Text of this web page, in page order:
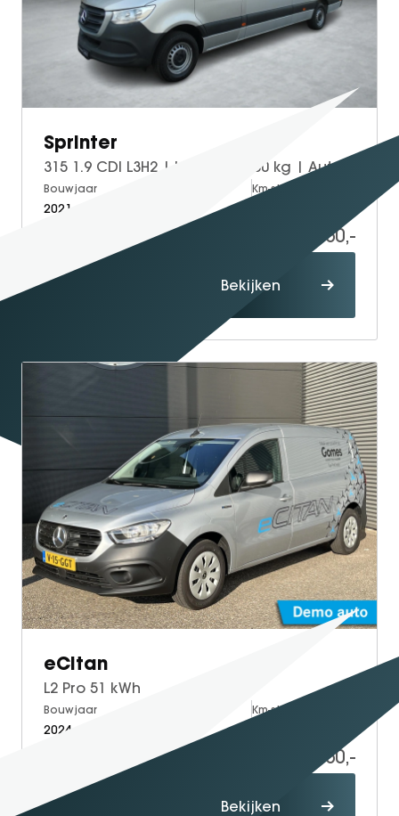
GT Coupé
S-Klasse
SL
smart #5
VOYAH
Dongfeng
Box
BYD
SEAL U DM-I
BYD SEAL 6 DM-I
SEAL 6 DM-I TOURING
SEALION 7
DOLPHIN SURF
BYD DOLPHIN
DOLPHIN G DM-i
ATTO 3 EVO
Sprinter
315 1.9 CDI L3H2 | laadklep 500 kg | Automaat | Alarm klasse 3
Bouwjaar
2021
Km-stand
27.950,-
Bekijken
eCitan
L2 Pro 51 kWh
Bouwjaar
2024
Km-stand
27.950,-
Bekijken